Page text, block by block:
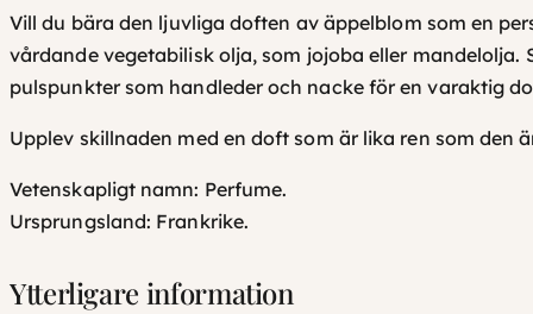
Vill du bära den ljuvliga doften av äppelblom som en
vårdande vegetabilisk olja, som jojoba eller
pulspunkter som handleder och nacke för en varaktig
Upplev skillnaden med en doft som är lika ren som den
Vetenskapligt namn: Perfume.
Ursprungsland: Frankrike.
Ytterligare information